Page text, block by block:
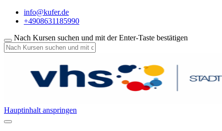
info@kufer.de
+4908631185990
Nach Kursen suchen und mit der Enter-Taste bestätigen
Hauptinhalt anspringen